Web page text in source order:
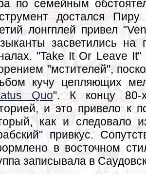
по семейным
достался
лонгплей привел
засветились на
"Take It Or Leave
"мстителей",
кучу цепляющих
Quo". К концу 80-
и это привело к
как и следовало
привкус.
в восточном
записывала в